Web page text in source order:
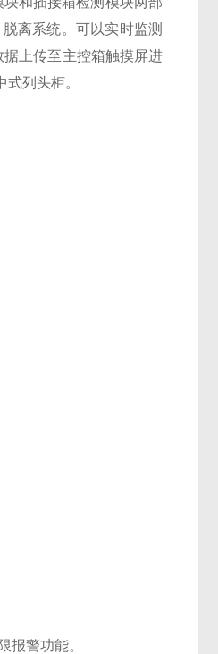
离系统。可以实时监测
上传至主控箱触摸屏进
列头柜。
警功能。